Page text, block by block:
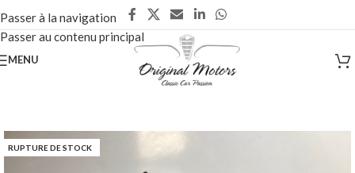
Passer à la navigation
Passer au contenu principal
MENU
RUPTURE DE STOCK